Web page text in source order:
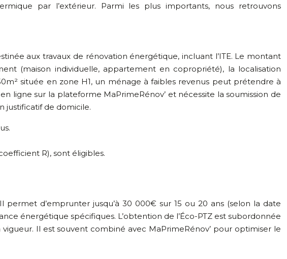
par l’extérieur. Parmi les plus importants, nous retrouvons
aux travaux de rénovation énergétique, incluant l’ITE. Le montant
(maison individuelle, appartement en copropriété), la localisation
située en zone H1, un ménage à faibles revenus peut prétendre à
ligne sur la plateforme MaPrimeRénov’ et nécessite la soumission de
justificatif de domicile.
R), sont éligibles.
d’emprunter jusqu’à 30 000€ sur 15 ou 20 ans (selon la date
énergétique spécifiques. L’obtention de l’Éco-PTZ est subordonnée
Il est souvent combiné avec MaPrimeRénov’ pour optimiser le